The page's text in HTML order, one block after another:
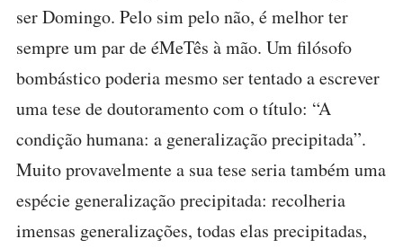
ser Domingo. Pelo sim pelo não, é melhor ter
sempre um par de éMeTês à mão. Um filósofo
bombástico poderia mesmo ser tentado a escrever
uma tese de doutoramento com o título: “A
condição humana: a generalização precipitada”.
Muito provavelmente a sua tese seria também uma
espécie generalização precipitada: recolheria
imensas generalizações, todas elas precipitadas,